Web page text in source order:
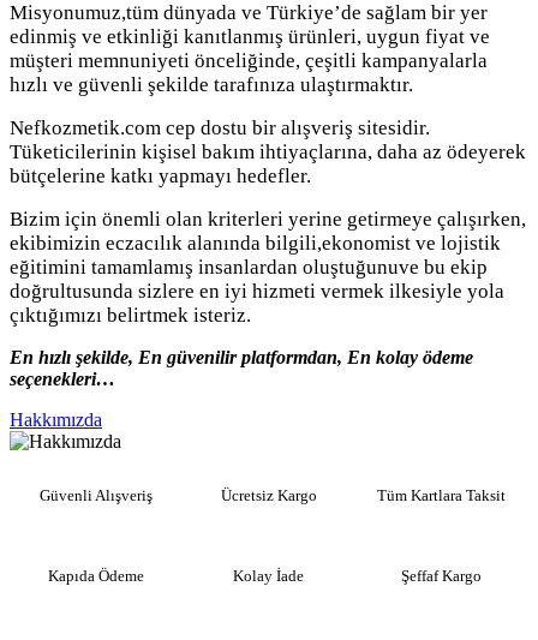
Misyonumuz,tüm dünyada ve Türkiye’de sağlam bir yer
edinmiş ve etkinliği kanıtlanmış ürünleri, uygun fiyat ve
müşteri memnuniyeti önceliğinde, çeşitli kampanyalarla
hızlı ve güvenli şekilde tarafınıza ulaştırmaktır.
Nefkozmetik.com cep dostu bir alışveriş sitesidir.
Tüketicilerinin kişisel bakım ihtiyaçlarına, daha az ödeyerek
bütçelerine katkı yapmayı hedefler.
Bizim için önemli olan kriterleri yerine getirmeye çalışırken,
ekibimizin eczacılık alanında bilgili,ekonomist ve lojistik
eğitimini tamamlamış insanlardan oluştuğunuve bu ekip
doğrultusunda sizlere en iyi hizmeti vermek ilkesiyle yola
çıktığımızı belirtmek isteriz.
En hızlı şekilde, En güvenilir platformdan, En kolay ödeme
seçenekleri…
Hakkımızda
Güvenli Alışveriş Ücretsiz Kargo Tüm Kartlara Taksit
Kapıda Ödeme Kolay İade Şeffaf Kargo